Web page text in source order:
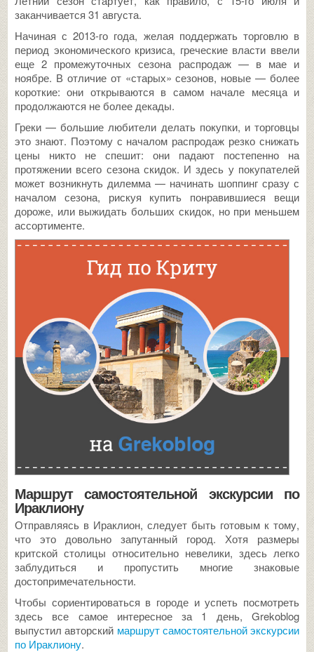
заканчивается 31 августа.
Начиная с 2013-го года, желая поддержать торговлю в
период экономического кризиса, греческие власти ввели
еще 2 промежуточных сезона распродаж — в мае и
ноябре. В отличие от «старых» сезонов, новые — более
короткие: они открываются в самом начале месяца и
продолжаются не более декады.
Греки — большие любители делать покупки, и торговцы
это знают. Поэтому с началом распродаж резко снижать
цены никто не спешит: они падают постепенно на
протяжении всего сезона скидок. И здесь у покупателей
может возникнуть дилемма — начинать шоппинг сразу с
началом сезона, рискуя купить понравившиеся вещи
дороже, или выжидать больших скидок, но при меньшем
ассортименте.
Маршрут самостоятельной экскурсии по
Ираклиону
Отправляясь в Ираклион, следует быть готовым к тому,
что это довольно запутанный город. Хотя размеры
критской столицы относительно невелики, здесь легко
заблудиться и пропустить многие знаковые
достопримечательности.
Чтобы сориентироваться в городе и успеть посмотреть
здесь все самое интересное за 1 день, Grekoblog
выпустил авторский маршрут самостоятельной экскурсии
по Ираклиону.